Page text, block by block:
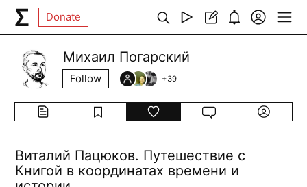
Donate
Михаил Погарский
Follow +39
Виталий Пацюков. Путешествие с
Книгой в координатах времени и